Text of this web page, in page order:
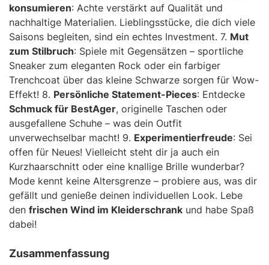
konsumieren: Achte verstärkt auf Qualität und
nachhaltige Materialien. Lieblingsstücke, die dich viele
Saisons begleiten, sind ein echtes Investment. 7. Mut
zum Stilbruch: Spiele mit Gegensätzen – sportliche
Sneaker zum eleganten Rock oder ein farbiger
Trenchcoat über das kleine Schwarze sorgen für Wow-
Effekt! 8. Persönliche Statement-Pieces: Entdecke
Schmuck für BestAger, originelle Taschen oder
ausgefallene Schuhe – was dein Outfit
unverwechselbar macht! 9. Experimentierfreude: Sei
offen für Neues! Vielleicht steht dir ja auch ein
Kurzhaarschnitt oder eine knallige Brille wunderbar?
Mode kennt keine Altersgrenze – probiere aus, was dir
gefällt und genieße deinen individuellen Look. Lebe
den frischen Wind im Kleiderschrank und habe Spaß
dabei!
Zusammenfassung